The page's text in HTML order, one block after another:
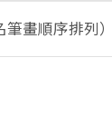
畫順序排列